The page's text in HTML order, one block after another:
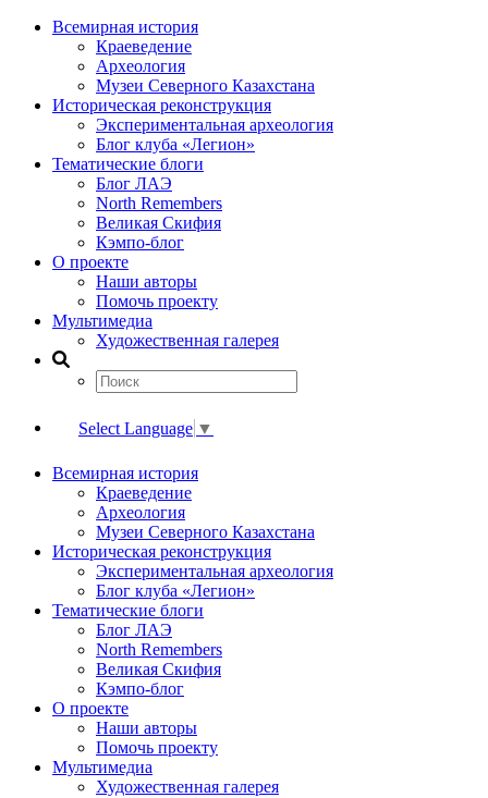
Всемирная история
Краеведение
Археология
Музеи Северного Казахстана
Историческая реконструкция
Экспериментальная археология
Блог клуба «Легион»
Тематические блоги
Блог ЛАЭ
North Remembers
Великая Скифия
Кэмпо-блог
О проекте
Наши авторы
Помочь проекту
Мультимедиа
Художественная галерея
Select Language ▼
Всемирная история
Краеведение
Археология
Музеи Северного Казахстана
Историческая реконструкция
Экспериментальная археология
Блог клуба «Легион»
Тематические блоги
Блог ЛАЭ
North Remembers
Великая Скифия
Кэмпо-блог
О проекте
Наши авторы
Помочь проекту
Мультимедиа
Художественная галерея